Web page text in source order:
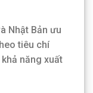
Nhật Bản ưu
tiêu chí
năng xuất